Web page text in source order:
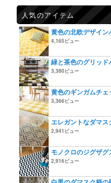
人気のアイテム
黄色の北欧デザイン
4,165ビュー
緑と茶色のグリッ
3,380ビュー
黄色のギンガムチェ
3,366ビュー
エレガントなダマス
2,941ビュー
モノクロのジグザ
2,916ビュー